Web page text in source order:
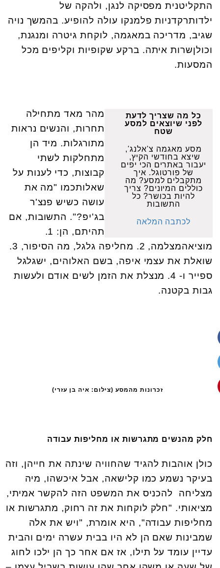
התקליטנית מפסיקה לנגן, ולהקה של
ילדותרקדניות פלמנקו עולה להופיע. בהמשך נויה
שגיב, מדריכה במאגמה, לוקחת גיטרה ומנגנת,
וכולןשרות איתה. ברקע שקופיות וקליפים מכל
המסעות.
כל מה שצריך לדעת
לפני שיוצאים למסע
שטח
מסע מאגמה צ'אלנג',
שיצא בחודשי הקיץ,
יעבור באתרים הכי יפים
של פורטוגל. איך
מתקבלים למסע? מה
כוללים המיונים? צריך
להיות בכושר? כל
התשובות
לכתבה המלאה
מהר מאד מתחילה
תחרות, והנשים נראות
מתורגלות. מיד הן
מתחלקות לשתי
קבוצות, כדי לענות על
שאלותכמו "מה את
עושה כשיש פנצ'ר
בג'יפ?". התשובות, אם
תהיתם, הן: 1.
מוציאהמצלמה, 2. מחליפה גלגל, מה הסיפור, 3.
שואלת את עצמי איפה, בשם האלוהים, ישגלגל
ספייר ו- 4. מנצלת את הזמן לשים אודם ולעשות
גבות בקטנה.
זכרונות מהמסע (צילום: איה בן עזרי)
חלק מהנשים מתגרשות או מחליפות עבודה
כולן אוהבות להגיד שהחוויה שינתה את חייהן, וזה
בעיקר נשמע כמו קלישאה, אבל איכשהו, מיה
מצליחה להכניס את המשפט הזה להקשר אמיתי,
מציאותי. "חלק לוקחות את זה רחוק, מתגרשות או
מחליפות עבודה", היא אומרת, "ויש את אלה
שמבינות שאם הן לא היו בבית עשרה ימים והבית
עדיין עומד על תילו, אז אם אחר כך הן ילכו לחוג